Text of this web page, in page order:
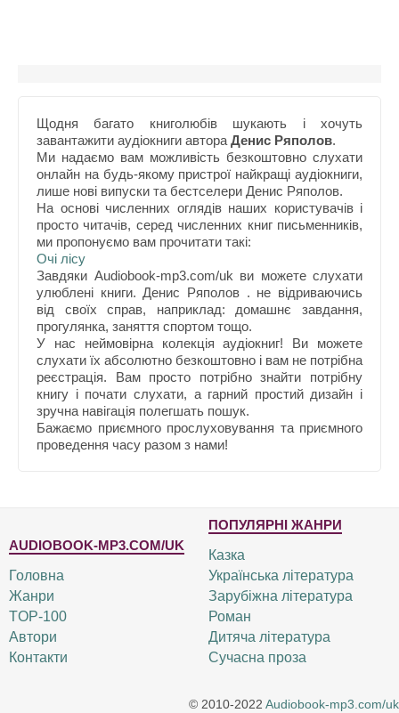
Щодня багато книголюбів шукають і хочуть
завантажити аудіокниги автора Денис Ряполов.
Ми надаємо вам можливість безкоштовно слухати
онлайн на будь-якому пристрої найкращі аудіокниги,
лише нові випуски та бестселери Денис Ряполов.
На основі численних оглядів наших користувачів і
просто читачів, серед численних книг письменників,
ми пропонуємо вам прочитати такі:
Очі лісу
Завдяки Audiobook-mp3.com/uk ви можете слухати
улюблені книги. Денис Ряполов . не відриваючись
від своїх справ, наприклад: домашнє завдання,
прогулянка, заняття спортом тощо.
У нас неймовірна колекція аудіокниг! Ви можете
слухати їх абсолютно безкоштовно і вам не потрібна
реєстрація. Вам просто потрібно знайти потрібну
книгу і почати слухати, а гарний простий дизайн і
зручна навігація полегшать пошук.
Бажаємо приємного прослуховування та приємного
проведення часу разом з нами!
AUDIOBOOK-MP3.COM/UK
Головна
Жанри
TOP-100
Автори
Контакти
ПОПУЛЯРНІ ЖАНРИ
Казка
Українська література
Зарубіжна література
Роман
Дитяча література
Сучасна проза
© 2010-2022 Audiobook-mp3.com/uk